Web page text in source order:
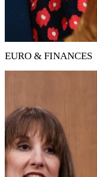
EURO & FINANCES